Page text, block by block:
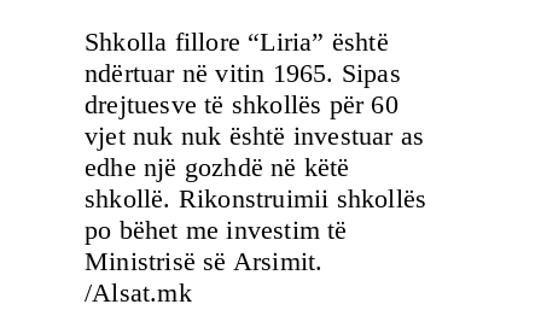
Shkolla fillore “Liria” është
ndërtuar në vitin 1965. Sipas
drejtuesve të shkollës për 60
vjet nuk nuk është investuar as
edhe një gozhdë në këtë
shkollë. Rikonstruimii shkollës
po bëhet me investim të
Ministrisë së Arsimit.
/Alsat.mk